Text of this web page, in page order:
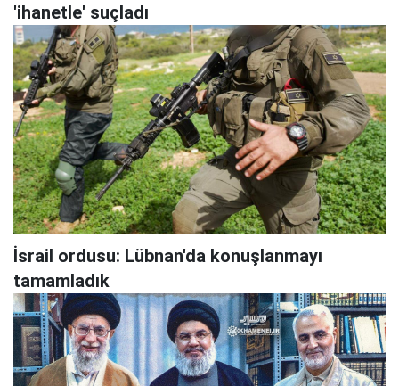
'ihanetle' suçladı
İsrail ordusu: Lübnan'da konuşlanmayı
tamamladık